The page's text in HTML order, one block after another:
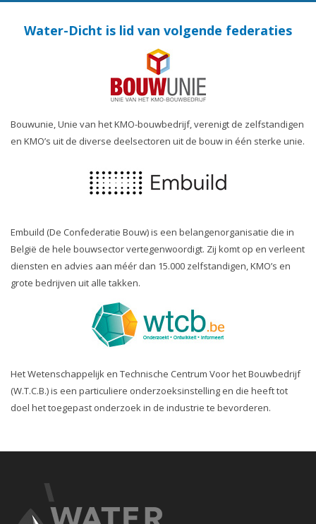
Water-Dicht is lid van volgende federaties
Bouwunie, Unie van het KMO-bouwbedrijf, verenigt de zelfstandigen
en KMO’s uit de diverse deelsectoren uit de bouw in één sterke unie.
Embuild (De Confederatie Bouw) is een belangenorganisatie die in
België de hele bouwsector vertegenwoordigt. Zij komt op en verleent
diensten en advies aan méér dan 15.000 zelfstandigen, KMO’s en
grote bedrijven uit alle takken.
Het Wetenschappelijk en Technische Centrum Voor het Bouwbedrijf
(W.T.C.B.) is een particuliere onderzoeksinstelling en die heeft tot
doel het toegepast onderzoek in de industrie te bevorderen.